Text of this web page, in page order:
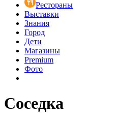
Рестораны
Выставки
Знания
Город
Дети
Магазины
Premium
Фото
Соседка